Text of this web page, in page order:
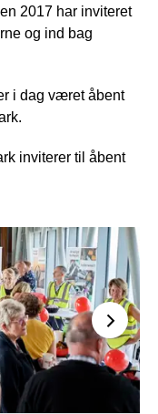
2017 har inviteret
og ind bag
i dag været åbent
inviterer til åbent